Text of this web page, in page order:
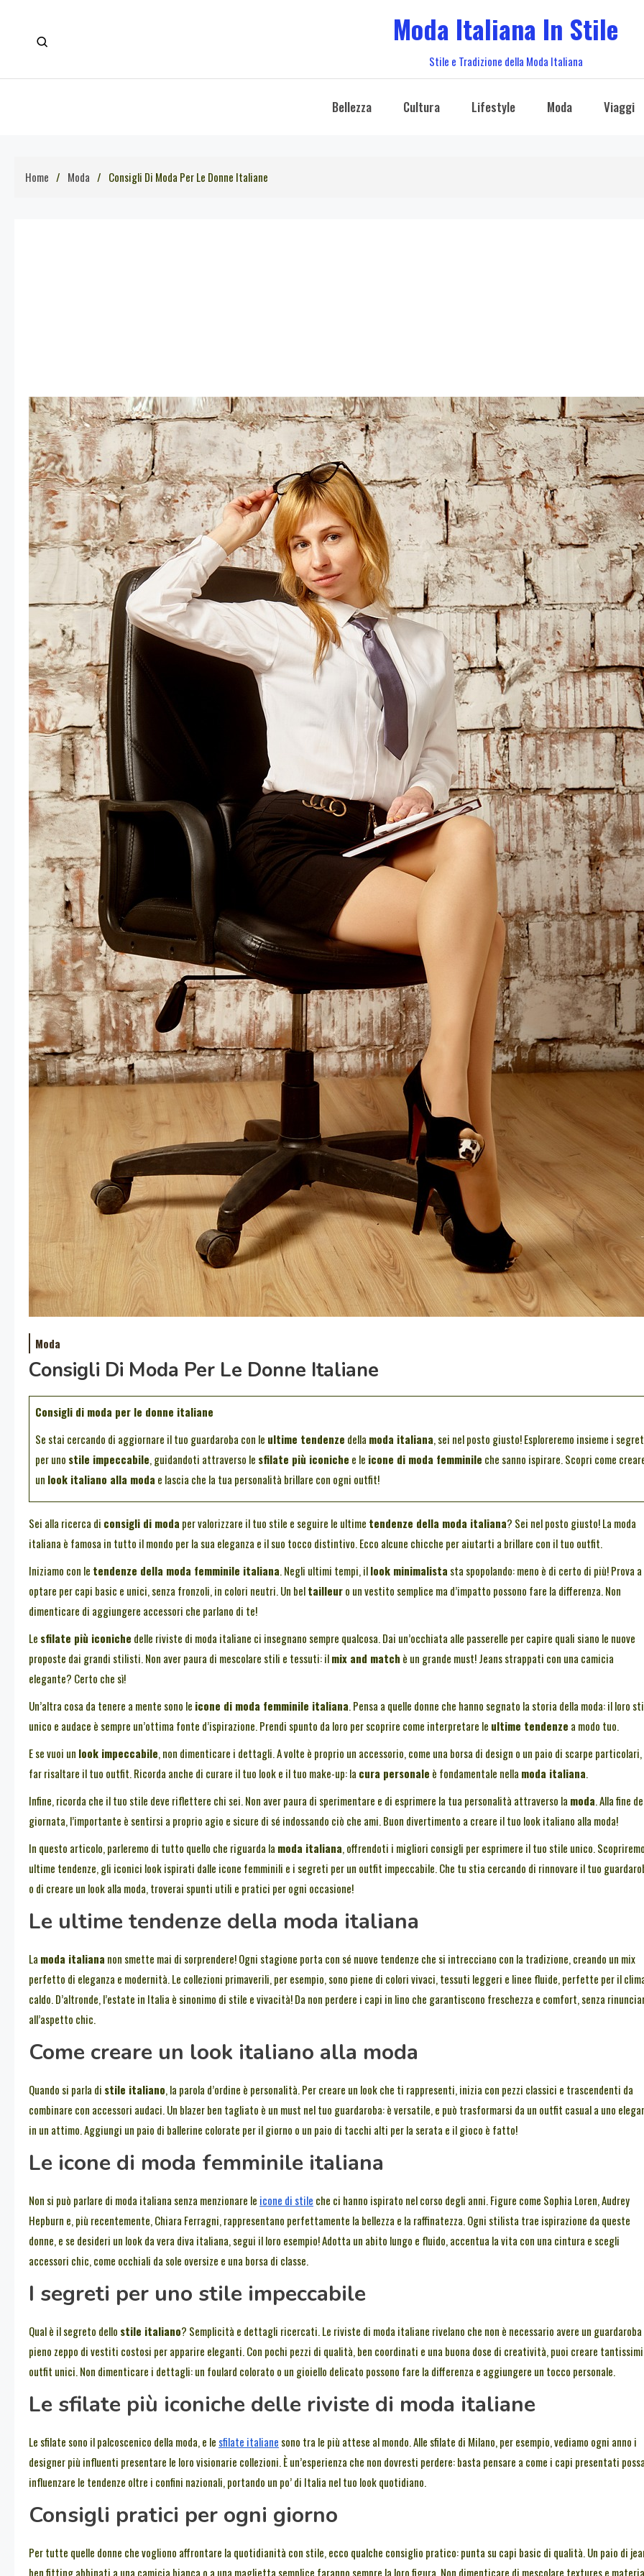
Moda Italiana In Stile
Stile e Tradizione della Moda Italiana
Bellezza Cultura Lifestyle Moda Viaggi
Home Moda Consigli Di Moda Per Le Donne Italiane
Moda
Consigli Di Moda Per Le Donne Italiane
Consigli di moda per le donne italiane
Se stai cercando di aggiornare il tuo guardaroba con le ultime tendenze della moda italiana, sei nel posto giusto! Esploreremo insieme i
per uno stile impeccabile, guidandoti attraverso le sfilate più iconiche e le icone di moda femminile che sanno ispirare. Scopri come
un look italiano alla moda e lascia che la tua personalità brillare con ogni outfit!
Sei alla ricerca di consigli di moda per valorizzare il tuo stile e seguire le ultime tendenze della moda italiana? Sei nel posto giusto! La moda
italiana è famosa in tutto il mondo per la sua eleganza e il suo tocco distintivo. Ecco alcune chicche per aiutarti a brillare con il tuo outfit.
Iniziamo con le tendenze della moda femminile italiana. Negli ultimi tempi, illook minimalista sta spopolando: meno è di certo di più! Prova a
optare per capi basic e unici, senza fronzoli, in colori neutri. Un beltailleuro un vestito semplice ma d’impatto possono fare la differenza. Non
dimenticare di aggiungere accessori che parlano di te!
Le sfilate più iconiche delle riviste di moda italiane ci insegnano sempre qualcosa. Dai un’occhiata alle passerelle per capire quali siano le nuove
proposte dai grandi stilisti. Non aver paura di mescolare stili e tessuti: ilmix and match è un grande must! Jeans strappati con una camicia
elegante? Certo che sì!
Un’altra cosa da tenere a mente sono le icone di moda femminile italiana. Pensa a quelle donne che hanno segnato la storia della moda: il loro
unico e audace è sempre un’ottima fonte d’ispirazione. Prendi spunto da loro per scoprire come interpretare le ultime tendenze a modo tuo.
E se vuoi un look impeccabile, non dimenticare i dettagli. A volte è proprio un accessorio, come una borsa di design o un paio di scarpe particolari,
far risaltare il tuo outfit. Ricorda anche di curare il tuo look e il tuo make-up: la cura personale è fondamentale nella moda italiana.
Infine, ricorda che il tuo stile deve riflettere chi sei. Non aver paura di sperimentare e di esprimere la tua personalità attraverso la moda. Alla fine
giornata, l’importante è sentirsi a proprio agio e sicure di sé indossando ciò che ami. Buon divertimento a creare il tuo look italiano alla moda!
In questo articolo, parleremo di tutto quello che riguarda la moda italiana, offrendoti i migliori consigli per esprimere il tuo stile unico.
ultime tendenze, gli iconici look ispirati dalle icone femminili e i segreti per un outfit impeccabile. Che tu stia cercando di rinnovare il tuo
o di creare un look alla moda, troverai spunti utili e pratici per ogni occasione!
Le ultime tendenze della moda italiana
La moda italiana non smette mai di sorprendere! Ogni stagione porta con sé nuove tendenze che si intrecciano con la tradizione, creando un mix
perfetto di eleganza e modernità. Le collezioni primaverili, per esempio, sono piene di colori vivaci, tessuti leggeri e linee fluide, perfette per il
caldo. D’altronde, l’estate in Italia è sinonimo di stile e vivacità! Da non perdere i capi in lino che garantiscono freschezza e comfort, senza
all’aspetto chic.
Come creare un look italiano alla moda
Quando si parla di stile italiano, la parola d’ordine è personalità. Per creare un look che ti rappresenti, inizia con pezzi classici e trascendenti da
combinare con accessori audaci. Un blazer ben tagliato è un must nel tuo guardaroba: è versatile, e può trasformarsi da un outfit casual a uno
in un attimo. Aggiungi un paio di ballerine colorate per il giorno o un paio di tacchi alti per la serata e il gioco è fatto!
Le icone di moda femminile italiana
Non si può parlare di moda italiana senza menzionare le icone di stile che ci hanno ispirato nel corso degli anni. Figure come Sophia Loren, Audrey
Hepburn e, più recentemente, Chiara Ferragni, rappresentano perfettamente la bellezza e la raffinatezza. Ogni stilista trae ispirazione da queste
donne, e se desideri un look da vera diva italiana, segui il loro esempio! Adotta un abito lungo e fluido, accentua la vita con una cintura e scegli
accessori chic, come occhiali da sole oversize e una borsa di classe.
I segreti per uno stile impeccabile
Qual è il segreto dello stile italiano? Semplicità e dettagli ricercati. Le riviste di moda italiane rivelano che non è necessario avere un guardaroba
pieno zeppo di vestiti costosi per apparire eleganti. Con pochi pezzi di qualità, ben coordinati e una buona dose di creatività, puoi creare tantissimi
outfit unici. Non dimenticare i dettagli: un foulard colorato o un gioiello delicato possono fare la differenza e aggiungere un tocco personale.
Le sfilate più iconiche delle riviste di moda italiane
Le sfilate sono il palcoscenico della moda, e le sfilate italiane sono tra le più attese al mondo. Alle sfilate di Milano, per esempio, vediamo ogni anno i
designer più influenti presentare le loro visionarie collezioni. È un’esperienza che non dovresti perdere: basta pensare a come i capi presentati
influenzare le tendenze oltre i confini nazionali, portando un po’ di Italia nel tuo look quotidiano.
Consigli pratici per ogni giorno
Per tutte quelle donne che vogliono affrontare la quotidianità con stile, ecco qualche consiglio pratico: punta su capi basic di qualità. Un paio di
ben fitting abbinati a una camicia bianca o a una maglietta semplice faranno sempre la loro figura. Non dimenticare di mescolare textures e